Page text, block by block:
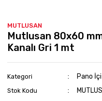
MUTLUSAN
Mutlusan 80x60
Kanalı Gri 1 mt
Kategori Pano
Stok Kodu